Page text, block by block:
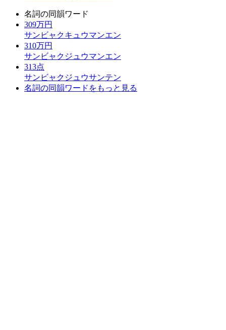
名詞の同韻ワード
309万円
サンビャクキュウマンエン
310万円
サンビャクジュウマンエン
313点
サンビャクジュウサンテン
名詞の同韻ワードをもっと見る